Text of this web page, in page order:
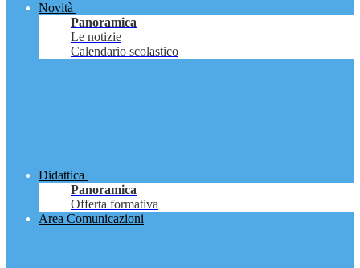
Novità
Panoramica
Le notizie
Calendario scolastico
Didattica
Panoramica
Offerta formativa
Area Comunicazioni